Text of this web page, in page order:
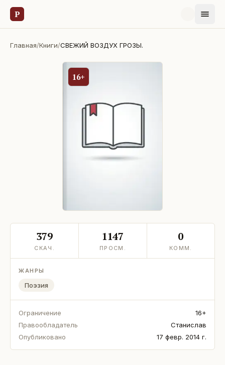
Р
Главная/Книги/СВЕЖИЙ ВОЗДУХ ГРОЗЫ.
16+
379
СКАЧ.
1147
ПРОСМ.
0
КОММ.
ЖАНРЫ
Поэзия
Ограничение
16+
Правообладатель
Станислав
Опубликовано
17 февр. 2014 г.